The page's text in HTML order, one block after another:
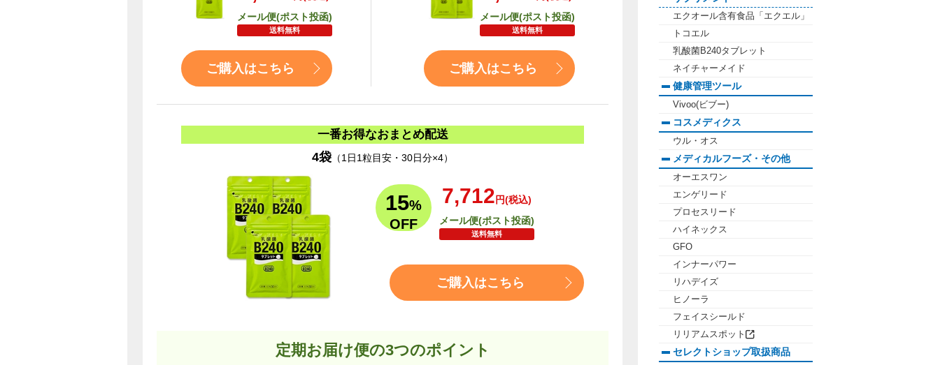
メール便(ポスト投函)
送料無料
ご購入はこちら
メール便(ポスト投函)
送料無料
ご購入はこちら
一番お得なおまとめ配送
4袋 （1日1粒目安・30日分×4）
15%
OFF
7,712 円(税込)
メール便(ポスト投函)
送料無料
ご購入はこちら
定期お届け便の3つのポイント
エクオール含有食品「エクエル」
トコエル
乳酸菌B240タブレット
ネイチャーメイド
健康管理ツール
Vivoo(ビブー)
コスメディクス
ウル・オス
メディカルフーズ・その他
オーエスワン
エンゲリード
プロセスリード
ハイネックス
GFO
インナーパワー
リハデイズ
ヒノーラ
フェイスシールド
リリアムスポット
セレクトショップ取扱商品